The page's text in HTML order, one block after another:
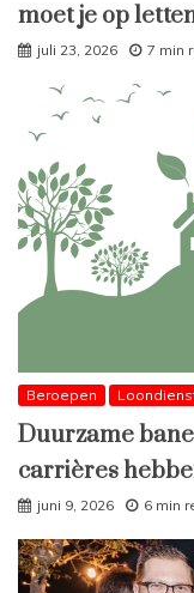
moet je op
juli 23, 2026 7 min
Beroepen
Duurzame
carrières
juni 9, 2026 6 min